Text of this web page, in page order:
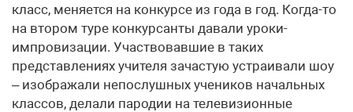
класс, меняется на конкурсе из года в год. Когда-то
на втором туре конкурсанты давали уроки-
импровизации. Участвовавшие в таких
представлениях учителя зачастую устраивали шоу
– изображали непослушных учеников начальных
классов, делали пародии на телевизионные